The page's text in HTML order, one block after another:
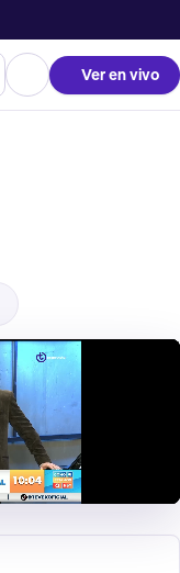
Ver en vivo